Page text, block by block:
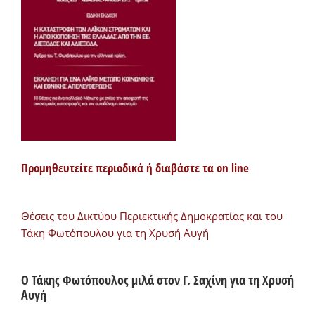
Προμηθευτείτε περιοδικά ή διαβάστε τα on line
Θέσεις του Δικτύου Περιεκτικής Δημοκρατίας και του
Τάκη Φωτόπουλου για τη Χρυσή Αυγή
Ο Τάκης Φωτόπουλος μιλά στον Γ. Σαχίνη για τη Χρυσή
Αυγή